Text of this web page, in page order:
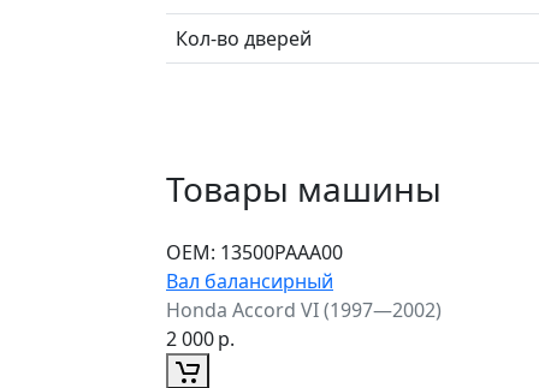
Кол-во дверей
Товары машины
ОЕМ: 13500PAAA00
Вал балансирный
Honda Accord VI (1997—2002)
2 000р.